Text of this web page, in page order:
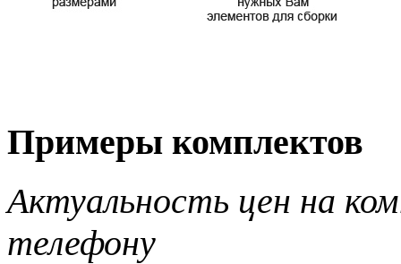
Примеры комплектов
Актуальность цен на
телефону